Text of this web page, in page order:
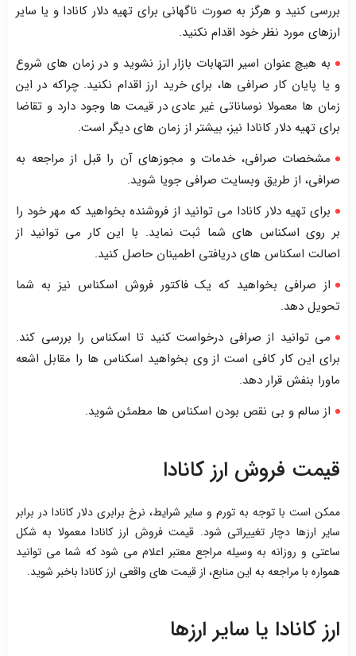
بررسی کنید و هرگز به صورت ناگهانی برای تهیه دلار کانادا و یا سایر
ارزهای مورد نظر خود اقدام نکنید.
به هیچ عنوان اسیر التهابات بازار ارز نشوید و در زمان های شروع
و یا پایان کار صرافی ها، برای خرید ارز اقدام نکنید. چراکه در این
زمان ها معمولا نوساناتی غیر عادی در قیمت ها وجود دارد و تقاضا
برای تهیه دلار کانادا نیز، بیشتر از زمان های دیگر است.
مشخصات صرافی، خدمات و مجوزهای آن را قبل از مراجعه به
صرافی، از طریق وبسایت صرافی جویا شوید.
برای تهیه دلار کانادا می توانید از فروشنده بخواهید که مهر خود را
بر روی اسکناس های شما ثبت نماید. با این کار می توانید از
اصالت اسکناس های دریافتی اطمینان حاصل کنید.
از صرافی بخواهید که یک فاکتور فروش اسکناس نیز به شما
تحویل دهد.
می توانید از صرافی درخواست کنید تا اسکناس را بررسی کند.
برای این کار کافی است از وی بخواهید اسکناس ها را مقابل اشعه
ماورا بنفش قرار دهد.
از سالم و بی نقص بودن اسکناس ها مطمئن شوید.
قیمت فروش ارز کانادا
ممکن است با توجه به تورم و سایر شرایط، نرخ برابری دلار کانادا در برابر
سایر ارزها دچار تغییراتی شود. قیمت فروش ارز کانادا معمولا به شکل
ساعتی و روزانه به وسیله مراجع معتبر اعلام می شود که شما می توانید
همواره با مراجعه به این منابع، از قیمت های واقعی ارز کانادا باخبر شوید.
ارز کانادا یا سایر ارزها